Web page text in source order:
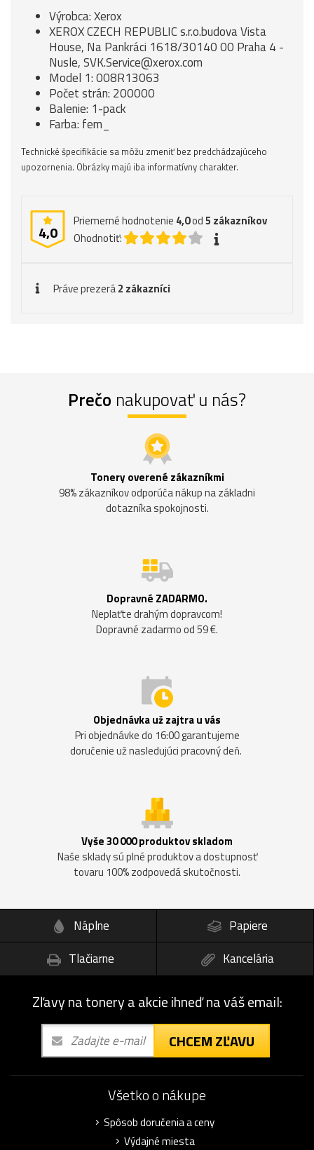
Výrobca: Xerox
XEROX CZECH REPUBLIC s.r.o.budova Vista
House, Na Pankráci 1618/30140 00 Praha 4 -
Nusle, SVK.Service@xerox.com
Model 1: 008R13063
Počet strán: 200000
Balenie: 1-pack
Farba: fem_
Technické špecifikácie sa môžu zmeniť bez predchádzajúceho
upozornenia. Obrázky majú iba informatívny charakter.
4,0
Priemerné hodnotenie 4,0od5 zákazníkov
Ohodnotiť:
Práve prezerá2 zákazníci
Prečo nakupovať u nás?
Tonery overené zákazníkmi
98% zákazníkov odporúča nákup na základni
dotazníka spokojnosti.
Dopravné ZADARMO.
Neplaťte drahým dopravcom!
Dopravné zadarmo od 59 €.
Objednávka už zajtra u vás
Pri objednávke do 16:00 garantujeme
doručenie už nasledujúci pracovný deň.
Vyše 30 000 produktov skladom
Naše sklady sú plné produktov a dostupnosť
tovaru 100% zodpovedá skutočnosti.
Náplne
Papiere
Tlačiarne
Kancelária
Zľavy na tonery a akcie ihneď na váš email:
CHCEM ZĽAVU
Všetko o nákupe
Spôsob doručenia a ceny
Výdajné miesta